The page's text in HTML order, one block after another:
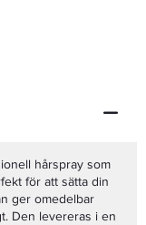
hårspray som
för att sätta din
ger omedelbar
Den levereras i en